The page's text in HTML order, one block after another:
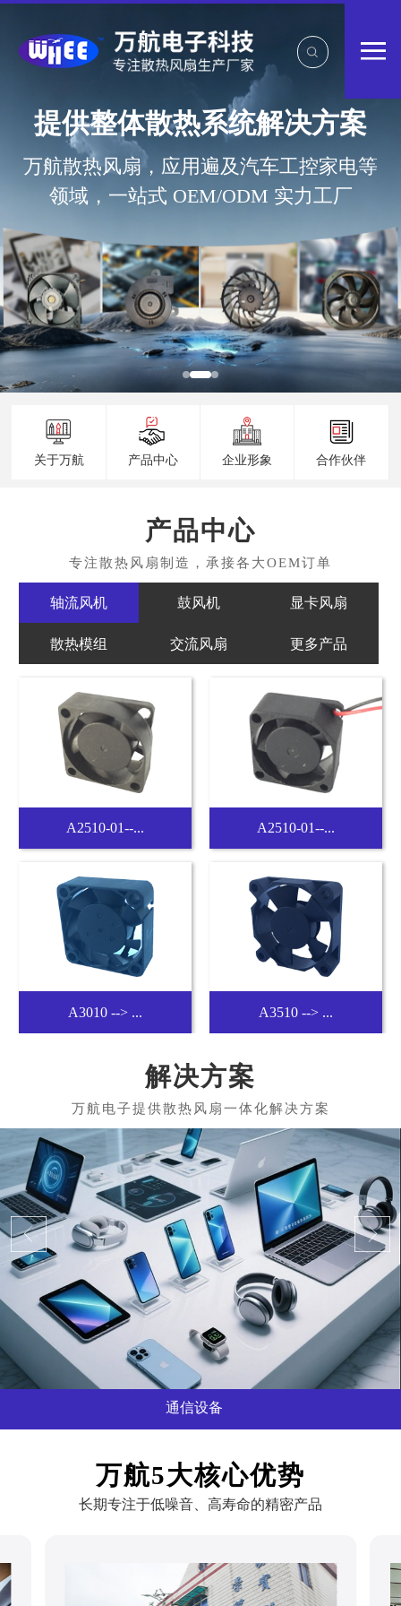
关于万航 产品中心 企业形象 合作伙伴
产品中心
轴流风机 鼓风机 显卡风扇
散热模组 交流风扇 更多产品
A2510-01--... A2510-01--...
A3010 --> ... A3510 --> ...
解决方案
通信设备
万航5大核心优势
长期专注于低噪音、高寿命的精密产品
提供整体散热系统解决方案
万航散热风扇，应用遍及汽车工控家电等
领域，一站式 OEM/ODM 实力工厂